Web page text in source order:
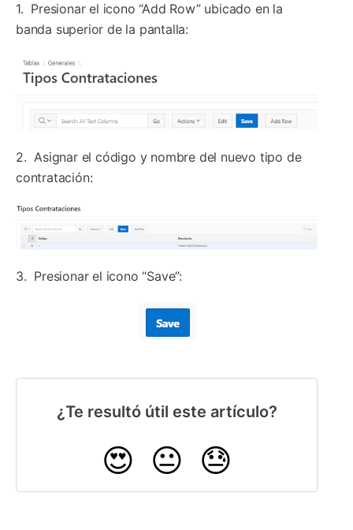
1. Presionar el icono “Add Row” ubicado en la
banda superior de la pantalla:
2. Asignar el código y nombre del nuevo tipo de
contratación:
3. Presionar el icono “Save”:
¿Te resultó útil este artículo?
😍 😐 😓